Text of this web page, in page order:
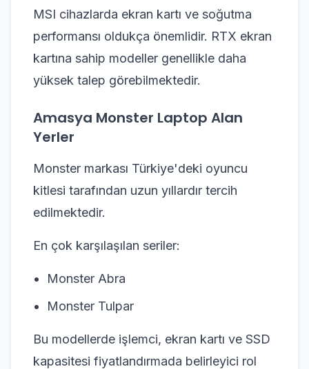
MSI cihazlarda ekran kartı ve soğutma
performansı oldukça önemlidir. RTX ekran
kartına sahip modeller genellikle daha
yüksek talep görebilmektedir.
Amasya Monster Laptop Alan
Yerler
Monster markası Türkiye'deki oyuncu
kitlesi tarafından uzun yıllardır tercih
edilmektedir.
En çok karşılaşılan seriler:
Monster Abra
Monster Tulpar
Bu modellerde işlemci, ekran kartı ve SSD
kapasitesi fiyatlandırmada belirleyici rol